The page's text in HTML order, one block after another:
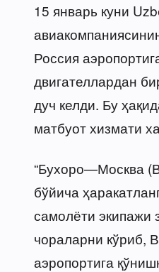
15 январь куни
Россия
двигателлардан
дуч келди. Бу
матбуот хизмати
“Бухоро—Москва
бўйича
самолёти экипажи
чораларни кўриб,
аэропортига